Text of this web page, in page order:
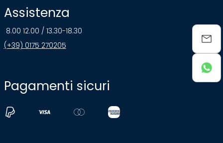
Assistenza
8.00 12.00 / 13.30-18.30
(+39) 0175 270205
Pagamenti sicuri